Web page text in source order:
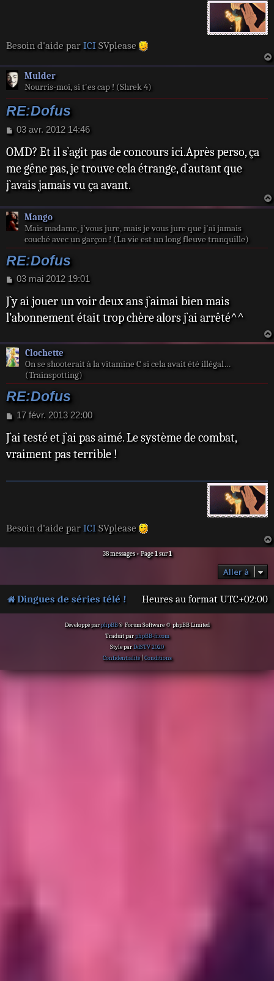
Besoin d'aide par ICI SVplease
Mulder
Nourris-moi, si t'es cap ! (Shrek 4)
RE:Dofus
M
s
a
g
03 avr. 2012 14:46
OMD? Et il s`agit pas de concours ici.Après perso, ça
me gêne pas, je trouve cela étrange, d`autant que
j`avais jamais vu ça avant.
Mango
Mais madame, j'vous jure, mais je vous jure que j'ai jamais
couché avec un garçon ! (La vie est un long fleuve tranquille)
RE:Dofus
M
s
s
a
e
03 mai 2012 19:01
J`y ai jouer un voir deux ans j`aimai bien mais
l’abonnement était trop chère alors j`ai arrêté^^
Clochette
On se shooterait à la vitamine C si cela avait été illégal…
(Trainspotting)
RE:Dofus
M
s
a
e
17 févr. 2013 22:00
J`ai testé et j`ai pas aimé. Le système de combat,
vraiment pas terrible !
Besoin d'aide par ICI SVplease
38 messages • Page1sur1
Aller à
Dingues de séries télé ! Heures au format UTC+02:00
Développé parphpBB® Forum Software © phpBB Limited
Traduit parphpBB-fr.com
Style parDdSTV 2020
Confidentialité| Conditions